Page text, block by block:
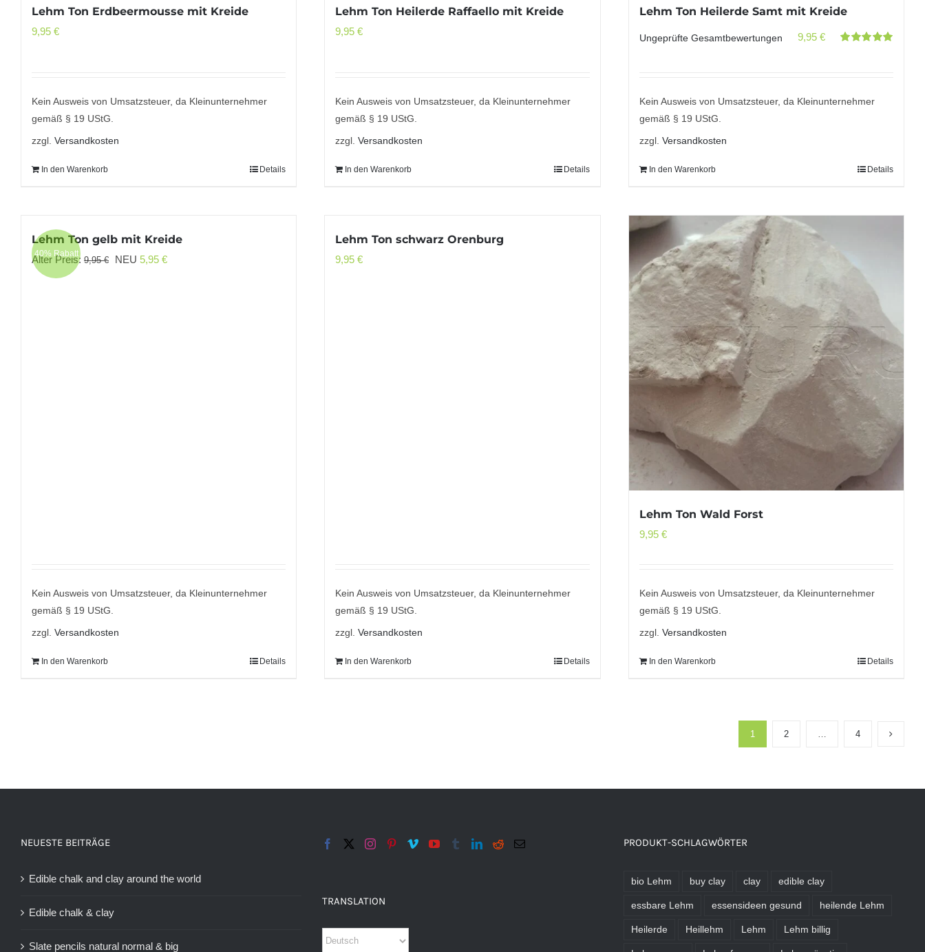
Lehm Ton Erdbeermousse mit Kreide
9,95 €
Kein Ausweis von Umsatzsteuer, da Kleinunternehmer
gemäß § 19 UStG.
zzgl. Versandkosten
In den Warenkorb Details
Lehm Ton Heilerde Raffaello mit Kreide
9,95€
Kein Ausweis von Umsatzsteuer, da Kleinunternehmer
gemäß § 19 UStG.
zzgl.Versandkosten
In den Warenkorb Details
Lehm Ton Heilerde Samt mit Kreide
Ungeprüfte Gesamtbewertungen 9,95€
Kein Ausweis von Umsatzsteuer, da Kleinunternehmer
gemäß § 19 UStG.
zzgl. Versandkosten
In den Warenkorb Details
40% Rabatt
Lehm Ton gelb mit Kreide
Alter Preis: 9,95€
Ursprünglicher
NEU 5,95 €Aktueller
Kein Ausweis von Umsatzsteuer, da Kleinunternehmer
gemäß § 19 UStG.
zzgl. Versandkosten
In den Warenkorb Details
Lehm Ton schwarz Orenburg
9,95€
Kein Ausweis von Umsatzsteuer, da Kleinunternehmer
gemäß § 19 UStG.
zzgl.Versandkosten
In den Warenkorb Details
Lehm Ton Wald Forst
9,95 €
Kein Ausweis von Umsatzsteuer, da Kleinunternehmer
gemäß § 19 UStG.
zzgl. Versandkosten
In den Warenkorb Details
1 2 4
NEUESTE BEITRÄGE
Edible chalk and clay around the world
Edible chalk & clay
Slate pencils natural normal & big
TRANSLATION
PRODUKT-SCHLAGWÖRTER
bio Lehm buy clay clay edible clay
essbare Lehm essensideen gesund heilende Lehm
Heilerde Heillehm Lehm Lehm billig